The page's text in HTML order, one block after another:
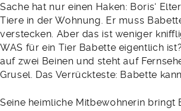
Sache hat nur einen Haken: Boris‘
Tiere in der Wohnung. Er muss
verstecken. Aber das ist weniger
WAS für ein Tier Babette eigentlich
auf zwei Beinen und steht auf
Grusel. Das Verrückteste: Babette
Seine heimliche Mitbewohnerin bringt